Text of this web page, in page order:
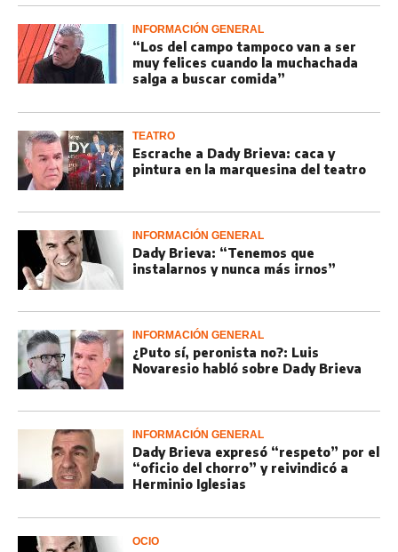
INFORMACIÓN GENERAL
“Los del campo tampoco van a ser
muy felices cuando la muchachada
salga a buscar comida”
TEATRO
Escrache a Dady Brieva: caca y
pintura en la marquesina del teatro
INFORMACIÓN GENERAL
Dady Brieva: “Tenemos que
instalarnos y nunca más irnos”
INFORMACIÓN GENERAL
¿Puto sí, peronista no?: Luis
Novaresio habló sobre Dady Brieva
INFORMACIÓN GENERAL
Dady Brieva expresó “respeto” por el
“oficio del chorro” y reivindicó a
Herminio Iglesias
OCIO